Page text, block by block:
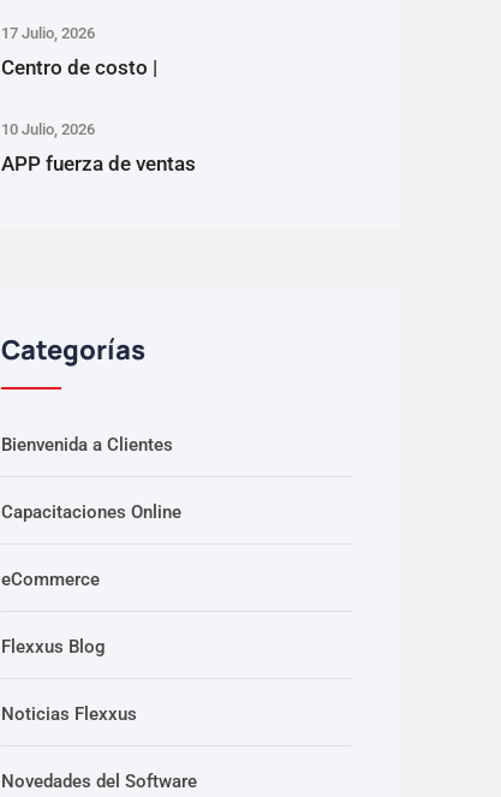
17 Julio, 2026
Centro de costo |
10 Julio, 2026
APP fuerza de ventas
Categorías
Bienvenida a Clientes
Capacitaciones Online
eCommerce
Flexxus Blog
Noticias Flexxus
Novedades del Software